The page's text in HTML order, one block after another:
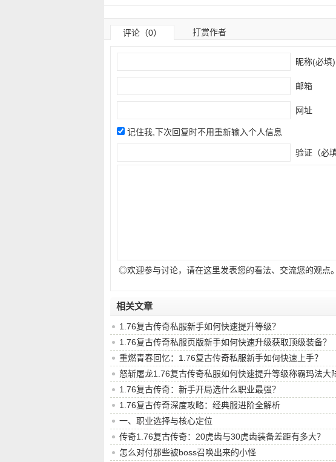
评论（0） 打赏作者
昵称(必填)
邮箱
网址
记住我,下次回复时不用重新输入个人信息
验证（必填
◎欢迎参与讨论，请在这里发表您的看法、交流您的观点。
相关文章
1.76复古传奇私服新手如何快速提升等级？
1.76复古传奇私服页版新手如何快速升级获取顶级装备？
重燃青春回忆：1.76复古传奇私服新手如何快速上手？
怒斩屠龙1.76复古传奇私服如何快速提升等级称霸玛法大
1.76复古传奇：新手开局选什么职业最强？
1.76复古传奇深度攻略：经典服进阶全解析
一、职业选择与核心定位
传奇1.76复古传奇：20虎齿与30虎齿装备差距有多大？
怎么对付那些被boss召唤出来的小怪